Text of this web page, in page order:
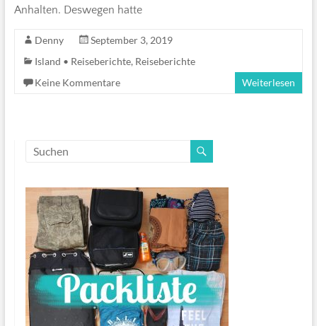
Anhalten. Deswegen hatte
Denny
September 3, 2019
Island • Reiseberichte, Reiseberichte
Keine Kommentare
Weiterlesen